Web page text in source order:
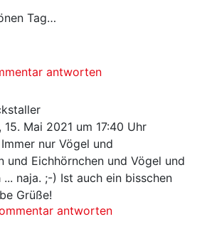
Tag…
antworten
15. Mai 2021 um 17:40 Uhr
nur Vögel und
und Eichhörnchen und Vögel und
naja. ;-) Ist auch ein bisschen
Grüße!
antworten